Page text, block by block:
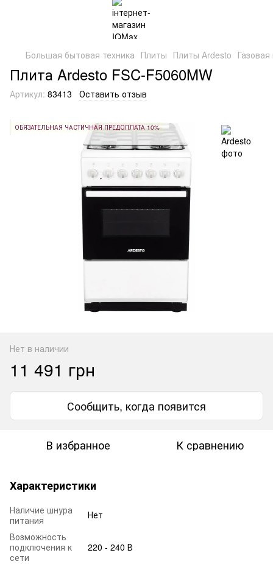
Большая бытовая техника Плиты Плиты Ardesto
Плита Ardesto FSC-F5060MW
Артикул: 83413 Оставить отзыв
ОБЯЗАТЕЛЬНАЯ ЧАСТИЧНАЯ ПРЕДОПЛАТА 10%
Нет в наличии
11 491 грн
Сообщить, когда появится
В избранное К сравнению
Характеристики
Наличие шнура
питания
Нет
Возможность
подключения к
сети
220 - 240 В